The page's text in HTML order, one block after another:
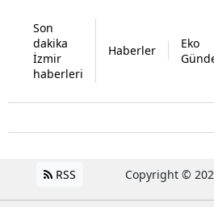
Son
dakika
İzmir
haberleri
Haberler
Eko
RSS Copyright ©